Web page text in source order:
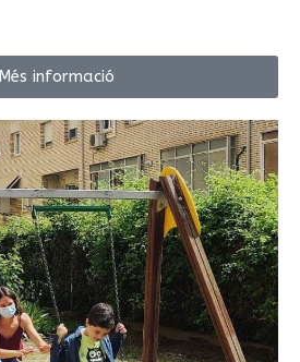
Més informació